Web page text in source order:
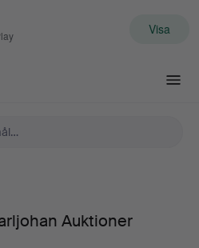
Visa
Auktioner